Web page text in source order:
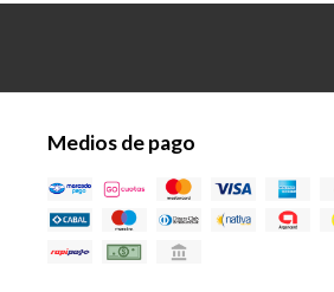
Medios de pago